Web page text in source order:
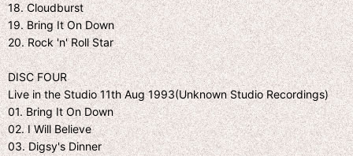
18. Cloudburst
19. Bring It On Down
20. Rock 'n' Roll Star
DISC FOUR
Live in the Studio 11th Aug 1993(Unknown Studio Recordings)
01. Bring It On Down
02. I Will Believe
03. Digsy's Dinner